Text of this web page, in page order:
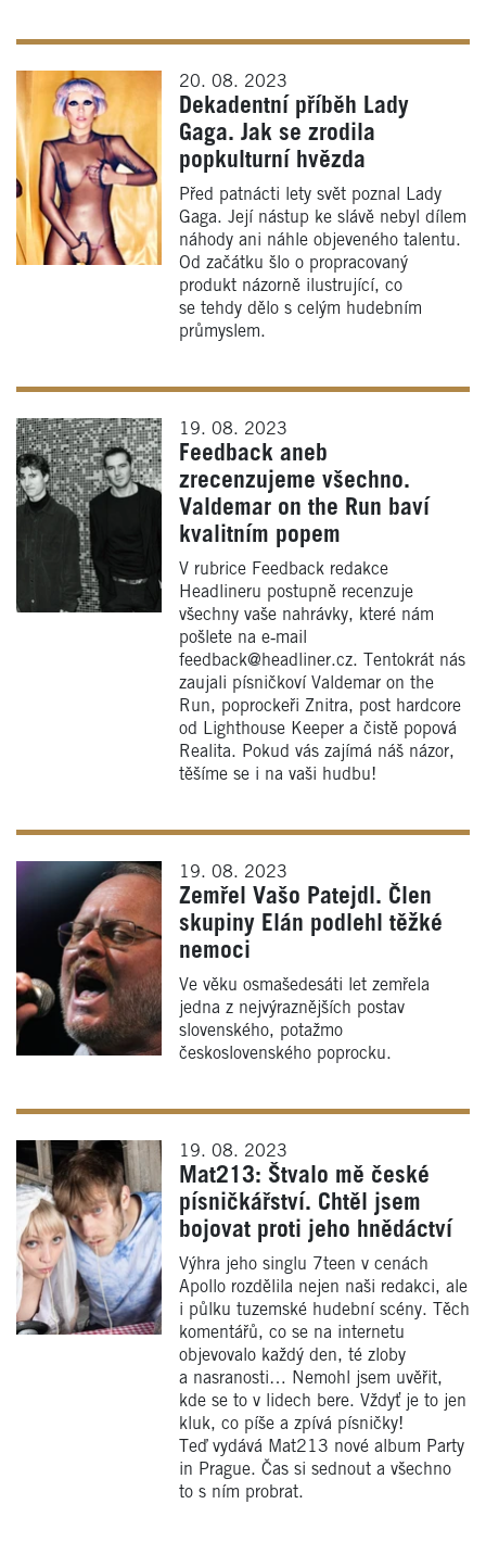
20. 08. 2023
Dekadentní příběh Lady
Gaga. Jak se zrodila
popkulturní hvězda
Před patnácti lety svět poznal Lady
Gaga. Její nástup ke slávě nebyl dílem
náhody ani náhle objeveného talentu.
Od začátku šlo o propracovaný
produkt názorně ilustrující, co
se tehdy dělo s celým hudebním
průmyslem.
19. 08. 2023
Feedback aneb
zrecenzujeme všechno.
Valdemar on the Run baví
kvalitním popem
V rubrice Feedback redakce
Headlineru postupně recenzuje
všechny vaše nahrávky, které nám
pošlete na e‑mail
feedback@headliner.cz. Tentokrát nás
zaujali písničkoví Valdemar on the
Run, poprockeři Znitra, post hardcore
od Lighthouse Keeper a čistě popová
Realita. Pokud vás zajímá náš názor,
těšíme se i na vaši hudbu!
19. 08. 2023
Zemřel Vašo Patejdl. Člen
skupiny Elán podlehl těžké
nemoci
Ve věku osmašedesáti let zemřela
jedna z nejvýraznějších postav
slovenského, potažmo
československého poprocku.
19. 08. 2023
Mat213: Štvalo mě české
písničkářství. Chtěl jsem
bojovat proti jeho hnědáctví
Výhra jeho singlu 7teen v cenách
Apollo rozdělila nejen naši redakci, ale
i půlku tuzemské hudební scény. Těch
komentářů, co se na internetu
objevovalo každý den, té zloby
a nasranosti… Nemohl jsem uvěřit,
kde se to v lidech bere. Vždyť je to jen
kluk, co píše a zpívá písničky!
Teď vydává Mat213 nové album Party
in Prague. Čas si sednout a všechno
to s ním probrat.